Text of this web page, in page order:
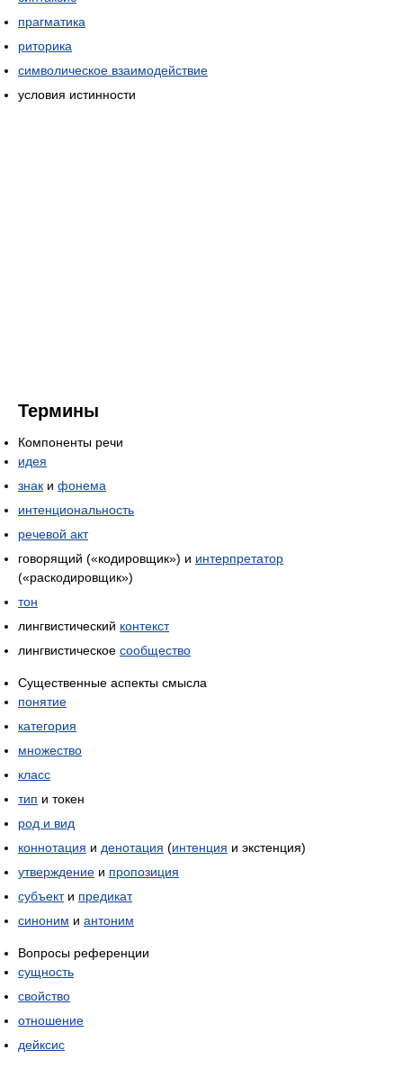
прагматика
риторика
символическое взаимодействие
условия истинности
Термины
Компоненты речи
идея
знак и фонема
интенциональность
речевой акт
говорящий («кодировщик») и интерпретатор
(«раскодировщик»)
тон
лингвистический контекст
лингвистическое сообщество
Существенные аспекты смысла
понятие
категория
множество
класс
тип и токен
род и вид
коннотация и денотация (интенция и экстенция)
утверждение и пропозиция
субъекти предикат
синоним и антоним
Вопросы референции
сущность
свойство
отношение
дейксис